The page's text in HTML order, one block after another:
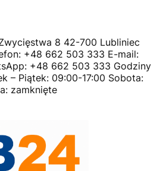
8 42-700 Lubliniec
+48 662 503 333 E-mail:
+48 662 503 333 Godziny
– Piątek: 09:00-17:00 Sobota:
zamknięte